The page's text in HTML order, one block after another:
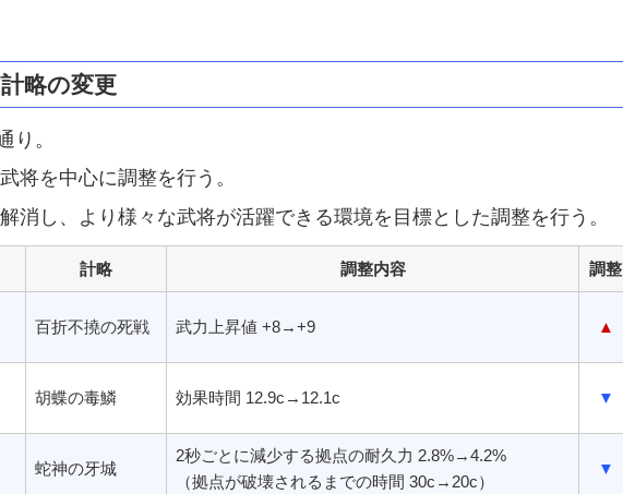
略の変更
り。
将を中心に調整を行う。
消し、より様々な武将が活躍できる環境を目標とした調整を行う。
計略 調整内容 調整
百折不撓の死戦 武力上昇値 +8→+9 ▲
胡蝶の毒鱗 効果時間 12.9c→12.1c ▼
蛇神の牙城
2秒ごとに減少する拠点の耐久力 2.8%→4.2%
（拠点が破壊されるまでの時間 30c→20c）
▼